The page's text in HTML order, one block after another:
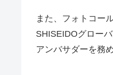
また、フォトコー
SHISEIDOグロー
アンバサダーを務